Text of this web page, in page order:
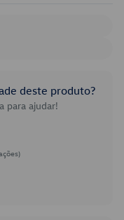
deste produto?
para ajudar!